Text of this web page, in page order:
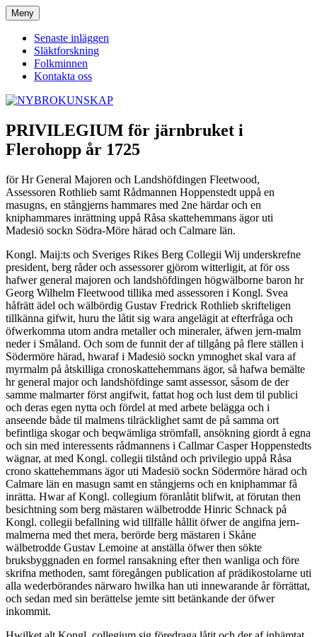
Hoppa
till
innehåll
NYBROKUNSKAP
Meny
Senaste inläggen
Släktforskning
Folkminnen
Kontakta oss
PRIVILEGIUM för järnbruket i
Flerohopp år 1725
för Hr General Majoren och Landshöfdingen Fleetwood,
Assessoren Rothlieb samt Rådmannen Hoppenstedt uppå en
masugns, en stångjerns hammares med 2ne härdar och en
kniphammares inrättning uppå Råsa skattehemmans ägor uti
Madesiö sockn Södra-Möre härad och Calmare län.
Kongl. Maij:ts och Sveriges Rikes Berg Collegii Wij underskrefne
president, berg råder och assessorer gjörom witterligit, at för oss
hafwer general majoren och landshöfdingen högwälborne baron hr
Georg Wilhelm Fleetwood tillika med assessoren i Kongl. Svea
håfrätt ädel och wälbördig Gustav Fredrick Rothlieb skrifteligen
tillkänna gifwit, huru the låtit sig wara angelägit at efterfråga och
öfwerkomma utom andra metaller och mineraler, äfwen jern-malm
neder i Småland. Och som de funnit der af tillgång på flere ställen i
Södermöre härad, hwaraf i Madesiö sockn ymnoghet skal vara af
myrmalm på åtskilliga cronoskattehemmans ägor, så hafwa bemälte
hr general major och landshöfdinge samt assessor, såsom de der
samme malmarter först angifwit, fattat hog och lust dem til publici
och deras egen nytta och fördel at med arbete belägga och i
anseende både til malmens tilräcklighet samt de på samma ort
befintliga skogar och beqwämliga strömfall, ansökning giordt å egna
och sin med interessents rådmannens i Callmar Casper Hoppenstedts
wägnar, at med Kongl. collegii tilstånd och privilegio uppå Råsa
crono skattehemmans ägor uti Madesiö sockn Södermöre härad och
Calmare län en masugn samt en stångjerns och en kniphammar få
inrätta. Hwar af Kongl. collegium föranlåtit blifwit, at förutan then
besichtning som berg mästaren wälbetrodde Hinric Schnack på
Kongl. collegii befallning wid tillfälle hållit öfwer de angifna jern-
malmerna med thet mera, berörde berg mästaren i Skåne
wälbetrodde Gustav Lemoine at anställa öfwer then sökte
bruksbyggnaden en formel ransakning efter then wanliga och före
skrifna methoden, samt föregången publication af prädikostolarne uti
alla wederbörandes närwaro hwilka han uti innewarande år förrättat,
och sedan med sin berättelse jemte sitt betänkande der öfwer
inkommit.